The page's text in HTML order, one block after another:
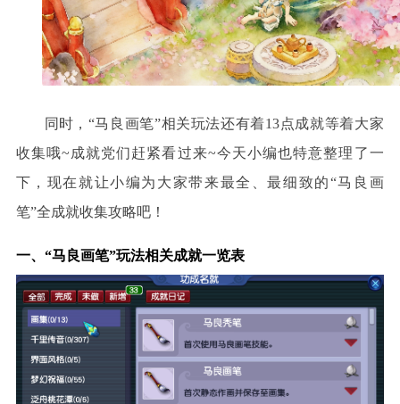
同时， “马良画笔”相关玩法还有着13点成就等着大家
收集哦~成就党们赶紧看过来~今天小编也特意整理了一
下，现在就让小编为大家带来最全、最细致的“马良画
笔”全成就收集攻略吧！
一、 “马良画笔”玩法相关成就一览表